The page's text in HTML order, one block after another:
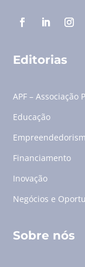
Editorias
APF –
Educação
Financiamento
Inovação
Negócios e
Sobre nós